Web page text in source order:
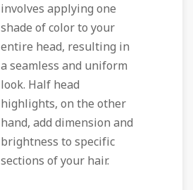
involves applying one
shade of color to your
entire head, resulting in
a seamless and uniform
look. Half head
highlights, on the other
hand, add dimension and
brightness to specific
sections of your hair.